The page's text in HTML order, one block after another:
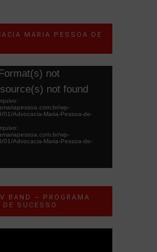
MARIA PESSOA DE
not
not found
wp-
01/Advocacia-Maria-Pessoa-de-
wp-
01/Advocacia-Maria-Pessoa-de-
BAND – PROGRAMA
SUCESSO